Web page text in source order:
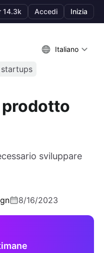
14.3k Accedi Inizia
Italiano
startups
prodotto
sviluppare
8/16/2023